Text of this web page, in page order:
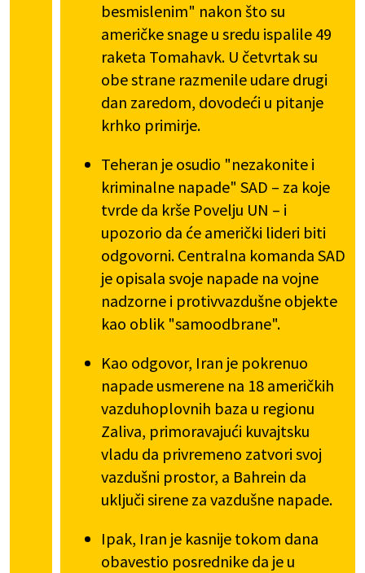
besmislenim" nakon što su
američke snage u sredu ispalile 49
raketa Tomahavk. U četvrtak su
obe strane razmenile udare drugi
dan zaredom, dovodeći u pitanje
krhko primirje.
Teheran je osudio "nezakonite i
kriminalne napade" SAD – za koje
tvrde da krše Povelju UN – i
upozorio da će američki lideri biti
odgovorni. Centralna komanda SAD
je opisala svoje napade na vojne
nadzorne i protivvazdušne objekte
kao oblik "samoodbrane".
Kao odgovor, Iran je pokrenuo
napade usmerene na 18 američkih
vazduhoplovnih baza u regionu
Zaliva, primoravajući kuvajtsku
vladu da privremeno zatvori svoj
vazdušni prostor, a Bahrein da
uključi sirene za vazdušne napade.
Ipak, Iran je kasnije tokom dana
obavestio posrednike da je u